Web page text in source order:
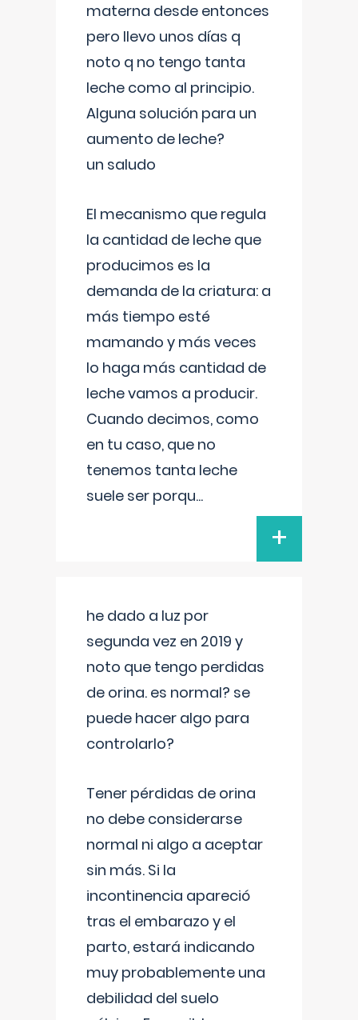
materna desde entonces
pero llevo unos días q
noto q no tengo tanta
leche como al principio.
Alguna solución para un
aumento de leche?
un saludo
El mecanismo que regula
la cantidad de leche que
producimos es la
demanda de la criatura: a
más tiempo esté
mamando y más veces
lo haga más cantidad de
leche vamos a producir.
Cuando decimos, como
en tu caso, que no
tenemos tanta leche
suele ser porqu...
+
he dado a luz por
segunda vez en 2019 y
noto que tengo perdidas
de orina. es normal? se
puede hacer algo para
controlarlo?
Tener pérdidas de orina
no debe considerarse
normal ni algo a aceptar
sin más. Si la
incontinencia apareció
tras el embarazo y el
parto, estará indicando
muy probablemente una
debilidad del suelo